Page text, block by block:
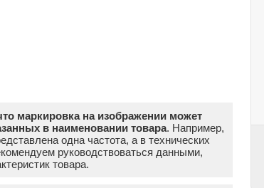
маркировка на изображении может
в наименовании товара. Например,
одна частота, а в технических
руководствоваться данными,
товара.